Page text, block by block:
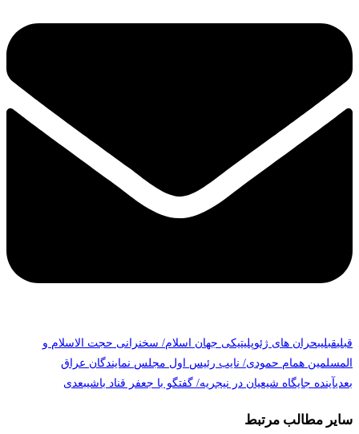
قبلیقبلیبحران های ژئوپلیتیکی جهان اسلام/ سخنرانی حجت الاسلام و
المسلمین همام حمودی/ نایب رئیس اول مجلس نمایندگان عراق
بعدیآینده جایگاه شیعیان در نیجریه/ گفتگو با جعفر قناد باشیبعدی
سایر مطالب مرتبط